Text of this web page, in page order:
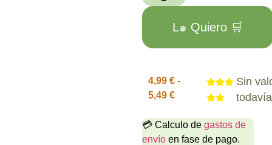
L๑ Quiero 🛒
4,99 € -
5,49 €
Sin
todavía
💳 Calculo de gastos de
envíoen fase de pago.